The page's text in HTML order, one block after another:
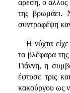
αρέση, ο άλλος
της βρωμάει.
συντροφέψη
Η νύχτα
τα βλέφαρα
Γιάννη, η
έφτυσε τρις
κακούργου ως